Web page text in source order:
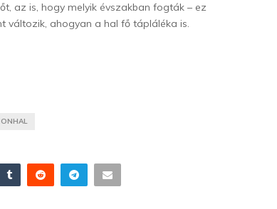
az is, hogy melyik évszakban fogták – ez
változik, ahogyan a hal fő tápláléka is.